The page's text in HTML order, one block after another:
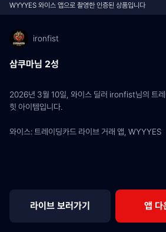
WYYYES 와이스 앱으로 촬영한 인증된 상품입니다
ironfist
삼쿠마님 2성
2026년 3월 10일, 와이스 딜러 ironfist님의 트레
힛 아이템입니다.
와이스: 트레이딩카드 라이브 거래 앱, WYYYES
라이브 보러가기 앱 다